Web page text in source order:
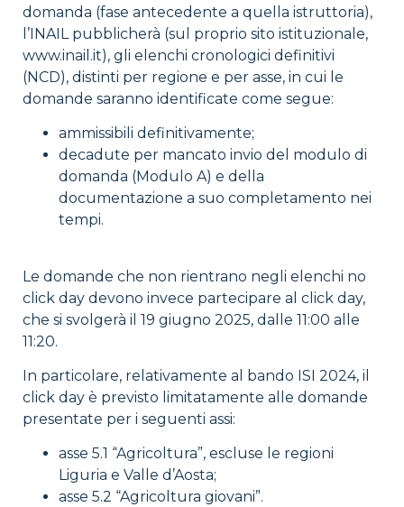
domanda (fase antecedente a quella istruttoria),
l’INAIL pubblicherà (sul proprio sito istituzionale,
www.inail.it), gli elenchi cronologici definitivi
(NCD), distinti per regione e per asse, in cui le
domande saranno identificate come segue:
ammissibili definitivamente;
decadute per mancato invio del modulo di
domanda (Modulo A) e della
documentazione a suo completamento nei
tempi.
Le domande che non rientrano negli elenchi no
click day devono invece partecipare al click day,
che si svolgerà il 19 giugno 2025, dalle 11:00 alle
11:20.
In particolare, relativamente al bando ISI 2024, il
click day è previsto limitatamente alle domande
presentate per i seguenti assi:
asse 5.1 “Agricoltura”, escluse le regioni
Liguria e Valle d’Aosta;
asse 5.2 “Agricoltura giovani”.